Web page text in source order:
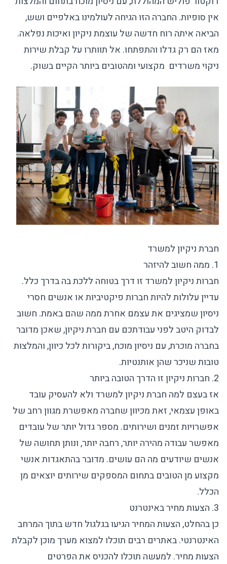
אין סופיות. החברה הזו הגיחה לעולמינו באלפיים ושש,
הביאה איתה רוח חדשה של עוצמת ניקיון ואיכות נפלאה.
מאז הם רק גדלו והתפתחו. אל תוותרו על קבלת שירות
ניקוי משרדים מקצועי ומהטובים ביותר הקיים בשוק.
חברת ניקיון למשרד
1. ממה חשוב להיזהר
חברות ניקיון למשרד זו דרך בטוחה ללכת בה בדרך כלל.
עדיין עלולות להיות חברות פיקטיביות או אנשים חסרי
ניסיון שמציגים את עצמם אחרת ממה שהם באמת. חשוב
לבדוק היטב לפני עבודתכם עם חברת ניקיון, שאכן מדובר
בחברה מוכרת, עם ניסיון מוכח, ביקורות לכל כיוון, והמלצות
טובות שניכר שהן אותנטיות.
2. חברות ניקיון זו הדרך הטובה ביותר
אז בעצם למה חברת ניקיון למשרד ולא להעסיק עובד
באופן עצמאי, זאת מכיוון שחברה מאפשרת מגוון רחב של
אפשרויות זמנים ושירותים. מספר גדול יותר של עובדים
מאפשר עבודה מהירה יותר, רחבה יותר, ונותן תחושה של
אנשים שיודעים מה הם עושים. מדובר בהתאגדות אנשי
מקצוע מן הטובים בתחום המספקים שירותים יוצאים מן
הכלל.
3. הצעות מחיר באינטרנט
כן בהחלט, הצעות המחיר הגיעו בגלגול חדש בתוך המרחב
האינטרנטי. באתרים רבים תוכלו למצוא מערך מוכן לקבלת
הצעות מחיר. למעשה תוכלו להכניס את הפרטים